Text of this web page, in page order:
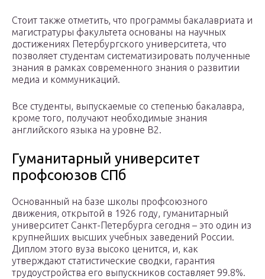
Стоит также отметить, что программы бакалавриата и
магистратуры факультета основаны на научных
достижениях Петербургского университета, что
позволяет студентам систематизировать полученные
знания в рамках современного знания о развитии
медиа и коммуникаций.
Все студенты, выпускаемые со степенью бакалавра,
кроме того, получают необходимые знания
английского языка на уровне B2.
Гуманитарный университет
профсоюзов СПб
Основанный на базе школы профсоюзного
движения, открытой в 1926 году, гуманитарный
университет Санкт-Петербурга сегодня – это один из
крупнейших высших учебных заведений России.
Диплом этого вуза высоко ценится, и, как
утверждают статистические сводки, гарантия
трудоустройства его выпускников составляет 99.8%.